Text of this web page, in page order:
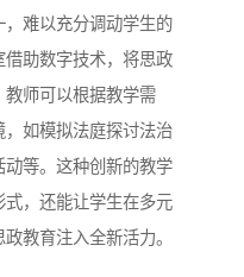
难以充分调动学生的
助数字技术，将思政
师可以根据教学需
如模拟法庭探讨法治
等。这种创新的教学
，还能让学生在多元
教育注入全新活力。